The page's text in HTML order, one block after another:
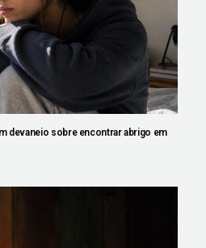
devaneio sobre encontrar abrigo em